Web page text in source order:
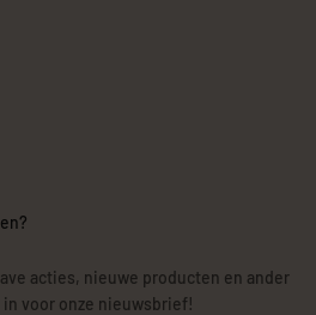
acties, nieuwe producten en ander
voor onze nieuwsbrief!